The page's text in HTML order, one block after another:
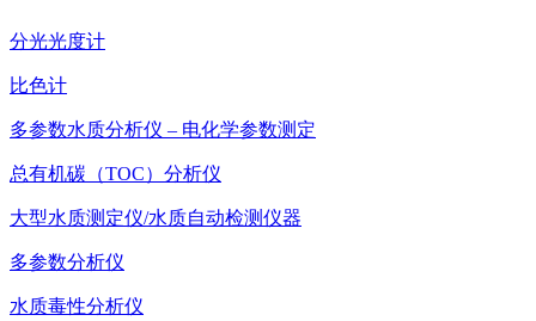
分光光度计
比色计
多参数水质分析仪 – 电化学参数测定
总有机碳（TOC）分析仪
大型水质测定仪/水质自动检测仪器
多参数分析仪
水质毒性分析仪